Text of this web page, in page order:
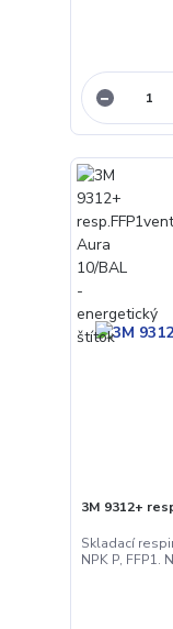
3M 9312+
Skladací
NPK P, FFP1.